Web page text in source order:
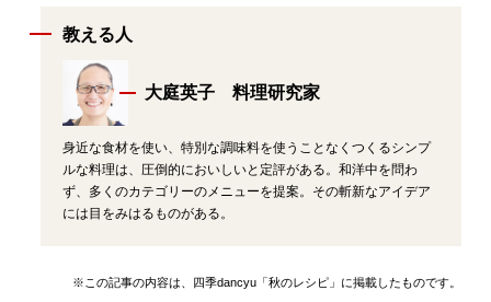
教える人
大庭英子 料理研究家
身近な食材を使い、特別な調味料を使うことなくつくるシンプ
ルな料理は、圧倒的においしいと定評がある。和洋中を問わ
ず、多くのカテゴリーのメニューを提案。その斬新なアイデア
には目をみはるものがある。
※この記事の内容は、四季dancyu「秋のレシピ」に掲載したものです。